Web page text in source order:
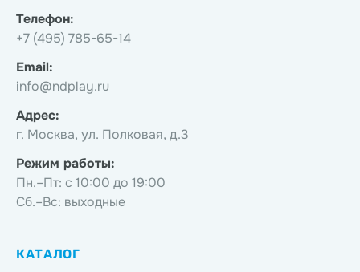
Телефон:
+7 (495) 785-65-14
Email:
info@ndplay.ru
Адрес:
г. Москва, ул. Полковая, д.3
Режим работы:
Пн.–Пт: с 10:00 до 19:00
Сб.–Вс: выходные
КАТАЛОГ